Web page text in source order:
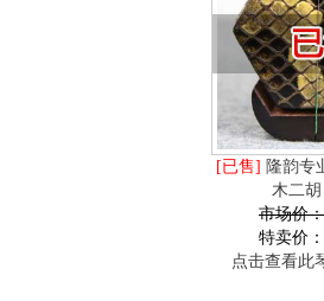
[已售] 隆韵专
木二胡
市场价：
特卖价：
点击查看此